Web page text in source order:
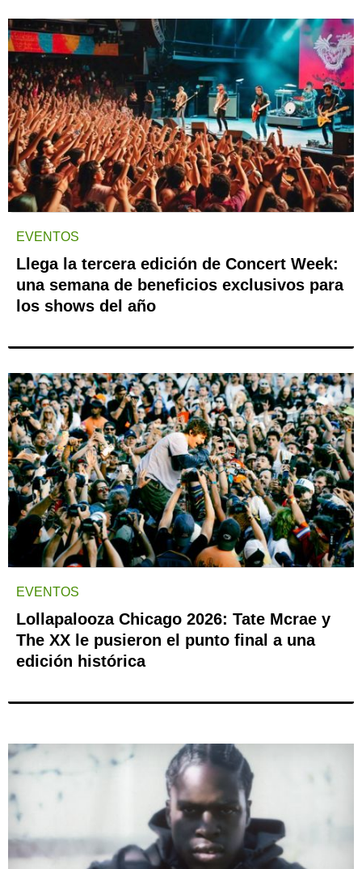
EVENTOS
Llega la tercera edición de Concert Week:
una semana de beneficios exclusivos para
los shows del año
EVENTOS
Lollapalooza Chicago 2026: Tate Mcrae y
The XX le pusieron el punto final a una
edición histórica